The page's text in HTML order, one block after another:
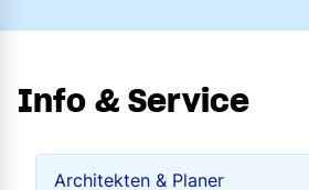
Info & Service